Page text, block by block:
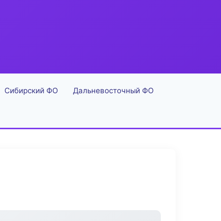
Сибирский ФО Дальневосточный ФО